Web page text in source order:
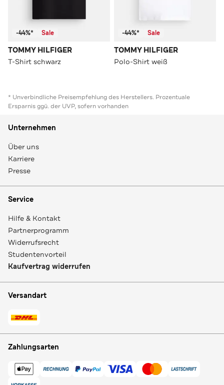
-44%* Sale
TOMMY HILFIGER
T-Shirt schwarz
-44%* Sale
TOMMY HILFIGER
Polo-Shirt weiß
* Unverbindliche Preisempfehlung des Herstellers. Prozentuale
Ersparnis ggü. der UVP, sofern vorhanden
Unternehmen
Über uns
Karriere
Presse
Service
Hilfe & Kontakt
Partnerprogramm
Widerrufsrecht
Studentenvorteil
Kaufvertrag widerrufen
Versandart
Zahlungsarten